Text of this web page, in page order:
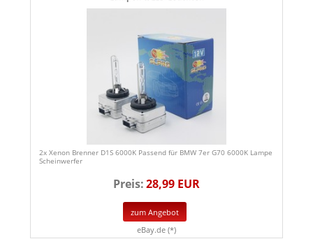
2x Xenon Brenner D1S 6000K Passend für BMW 7er G70 6000K Lampe
Scheinwerfer
Preis:28,99 EUR
zum Angebot
eBay.de (*)